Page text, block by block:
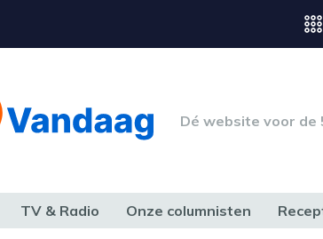
Dé website voor de
TV & Radio Onze columnisten